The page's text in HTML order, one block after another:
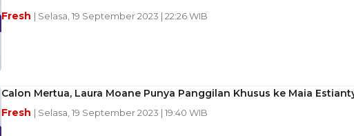
Fresh | Selasa, 19 September 2023 | 22:26 WIB
Calon Mertua, Laura Moane Punya Panggilan Khusus ke Maia
Fresh | Selasa, 19 September 2023 | 19:40 WIB